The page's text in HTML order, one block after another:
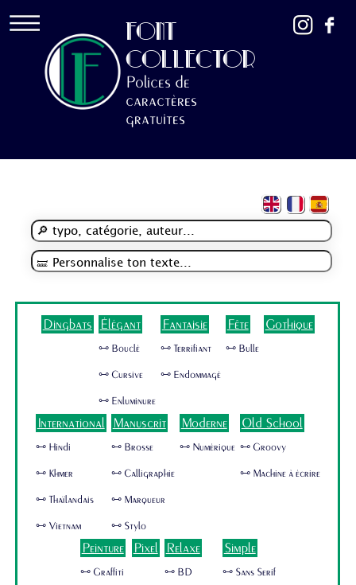
FONT
COLLECTOR
Polices de
caractères
gratuites
Dingbats Élégant
🜺 Bouclé
🜺 Cursive
🜺 Enluminure
Fantaisie
🜺 Terrifiant
🜺 Endommagé
Fête
🜺 Bulle
Gothique
International
🜺 Hindi
🜺 Khmer
🜺 Thaïlandais
🜺 Vietnam
Manuscrit
🜺 Brosse
🜺 Calligraphie
🜺 Marqueur
🜺 Stylo
Moderne
🜺 Numérique
Old School
🜺 Groovy
🜺 Machine à écrire
Peinture
🜺 Graffiti
Pixel Relaxe
🜺 BD
Simple
🜺 Sans Serif